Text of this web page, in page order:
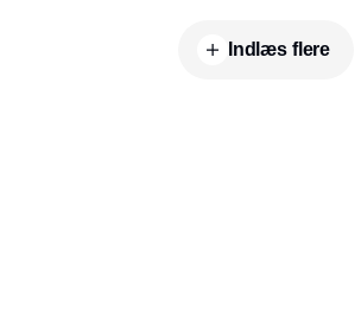
Indlæs flere